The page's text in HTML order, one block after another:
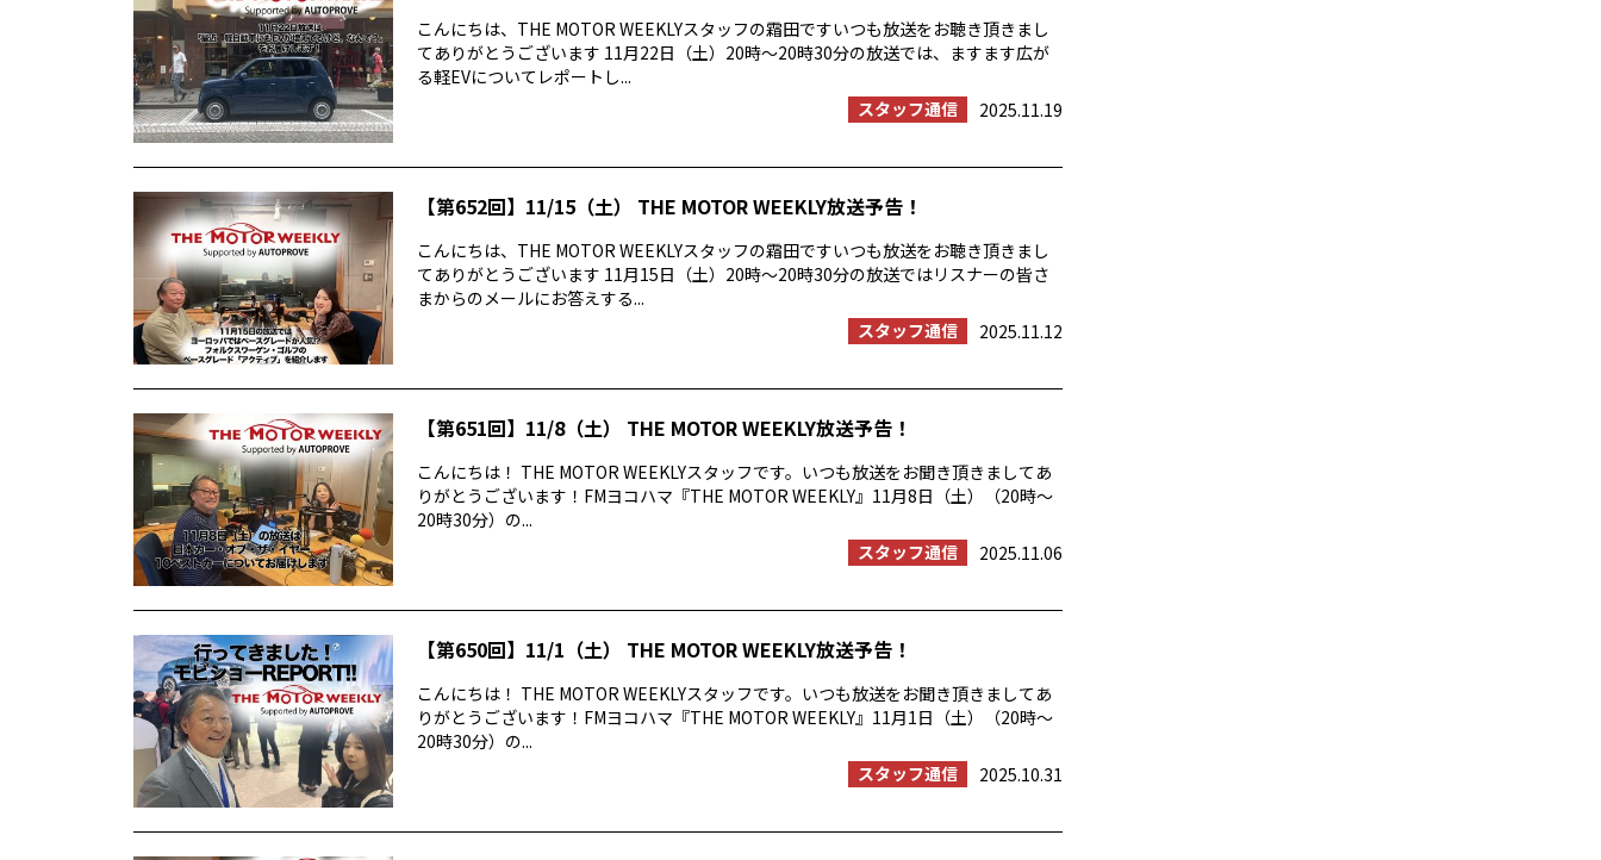
こんにちは、THE MOTOR WEEKLYスタッフの霜田ですいつも放送をお聴き頂きまし
てありがとうございます 11月22日（土）20時〜20時30分の放送では、ますます広が
る軽EVについてレポートし...
スタッフ通信
2025.11.19
【第652回】11/15（土） THE MOTOR WEEKLY放送予告！
こんにちは、THE MOTOR WEEKLYスタッフの霜田ですいつも放送をお聴き頂きまし
てありがとうございます 11月15日（土）20時〜20時30分の放送ではリスナーの皆さ
まからのメールにお答えする...
スタッフ通信
2025.11.12
【第651回】11/8（土） THE MOTOR WEEKLY放送予告！
こんにちは！ THE MOTOR WEEKLYスタッフです。いつも放送をお聞き頂きましてあ
りがとうございます！FMヨコハマ『THE MOTOR WEEKLY』11月8日（土）（20時〜
20時30分）の...
スタッフ通信
2025.11.06
【第650回】11/1（土） THE MOTOR WEEKLY放送予告！
こんにちは！ THE MOTOR WEEKLYスタッフです。いつも放送をお聞き頂きましてあ
りがとうございます！FMヨコハマ『THE MOTOR WEEKLY』11月1日（土）（20時〜
20時30分）の...
スタッフ通信
2025.10.31